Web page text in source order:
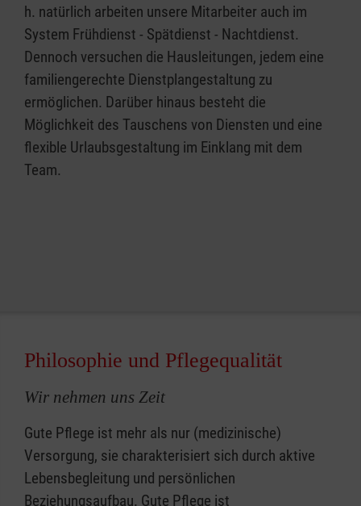
h. natürlich arbeiten unsere Mitarbeiter auch im
System Frühdienst - Spätdienst - Nachtdienst.
Dennoch versuchen die Hausleitungen, jedem eine
familiengerechte Dienstplangestaltung zu
ermöglichen. Darüber hinaus besteht die
Möglichkeit des Tauschens von Diensten und eine
flexible Urlaubsgestaltung im Einklang mit dem
Team.
Philosophie und Pflegequalität
Wir nehmen uns Zeit
Gute Pflege ist mehr als nur (medizinische)
Versorgung, sie charakterisiert sich durch aktive
Lebensbegleitung und persönlichen
Beziehungsaufbau. Gute Pflege ist